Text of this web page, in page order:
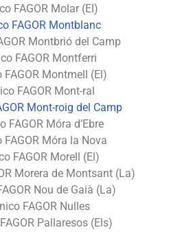
FAGOR Molar (El)
FAGOR Montblanc
Montbrió del Camp
FAGOR Montferri
Montmell (El)
FAGOR Mont-ral
Mont-roig del Camp
FAGOR Móra d’Ebre
Móra la Nova
FAGOR Morell (El)
Morera de Montsant (La)
Nou de Gaià (La)
FAGOR Nulles
Pallaresos (Els)